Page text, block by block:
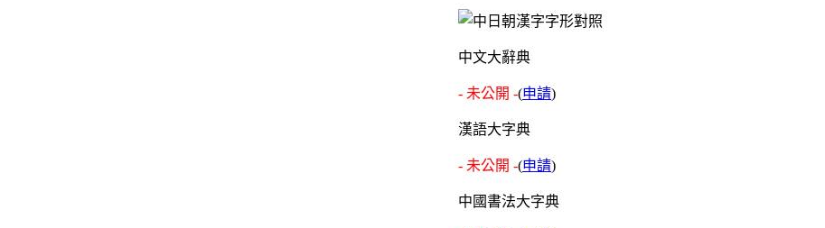
中文大辭典
- 未公開 -(申請)
漢語大字典
- 未公開 -(申請)
中國書法大字典